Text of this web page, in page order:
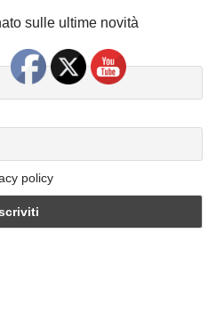
sulle ultime novità
policy